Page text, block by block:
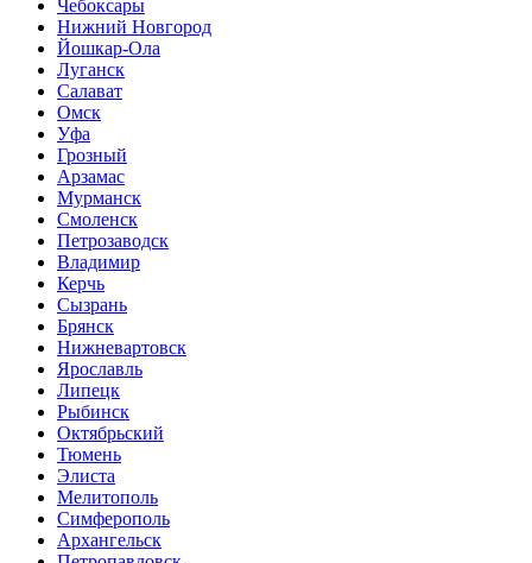
Чебоксары
Нижний Новгород
Йошкар-Ола
Луганск
Салават
Омск
Уфа
Грозный
Арзамас
Мурманск
Смоленск
Петрозаводск
Владимир
Керчь
Сызрань
Брянск
Нижневартовск
Ярославль
Липецк
Рыбинск
Октябрьский
Тюмень
Элиста
Мелитополь
Симферополь
Архангельск